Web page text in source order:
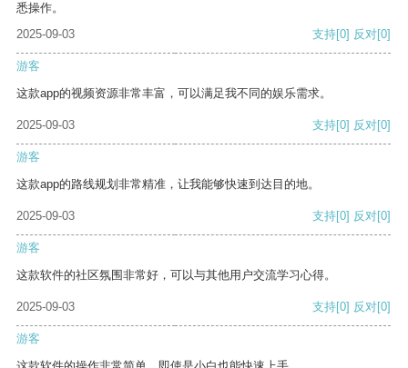
悉操作。
2025-09-03
支持[0] 反对[0]
游客
这款app的视频资源非常丰富，可以满足我不同的娱乐需求。
2025-09-03 支持[0] 反对[0]
游客
这款app的路线规划非常精准，让我能够快速到达目的地。
2025-09-03 支持[0] 反对[0]
游客
这款软件的社区氛围非常好，可以与其他用户交流学习心得。
2025-09-03 支持[0] 反对[0]
游客